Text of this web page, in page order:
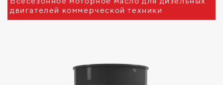
двигателей коммерческой техники